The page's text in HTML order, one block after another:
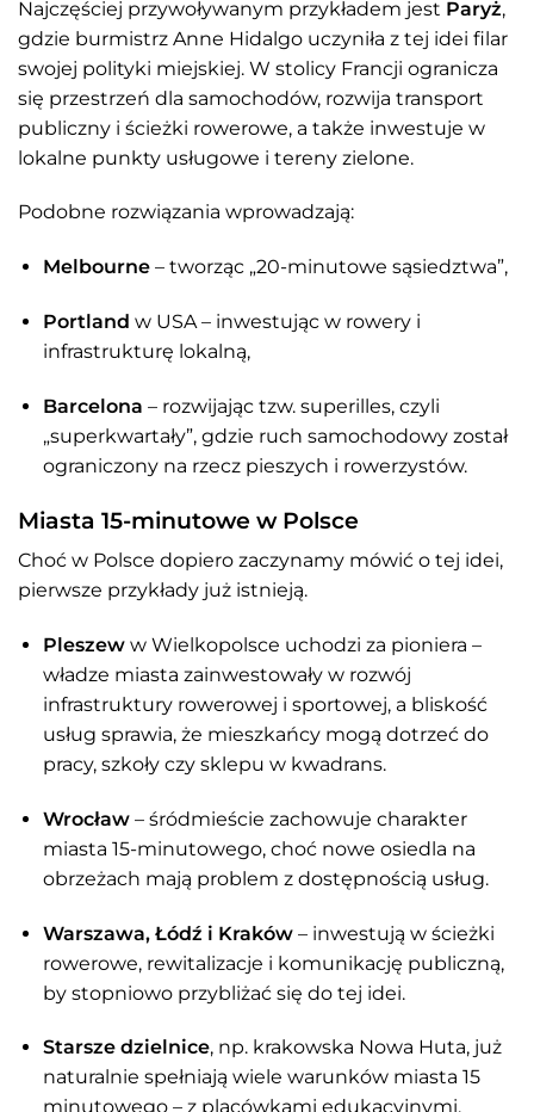
Najczęściej przywoływanym przykładem jest Paryż,
gdzie burmistrz Anne Hidalgo uczyniła z tej idei filar
swojej polityki miejskiej. W stolicy Francji ogranicza
się przestrzeń dla samochodów, rozwija transport
publiczny i ścieżki rowerowe, a także inwestuje w
lokalne punkty usługowe i tereny zielone.
Podobne rozwiązania wprowadzają:
Melbourne– tworząc „20-minutowe sąsiedztwa”,
Portland w USA – inwestując w rowery i
infrastrukturę lokalną,
Barcelona – rozwijając tzw. superilles, czyli
„superkwartały”, gdzie ruch samochodowy został
ograniczony na rzecz pieszych i rowerzystów.
Miasta 15-minutowe w Polsce
Choć w Polsce dopiero zaczynamy mówić o tej idei,
pierwsze przykłady już istnieją.
Pleszeww Wielkopolsce uchodzi za pioniera –
władze miasta zainwestowały w rozwój
infrastruktury rowerowej i sportowej, a bliskość
usług sprawia, że mieszkańcy mogą dotrzeć do
pracy, szkoły czy sklepu w kwadrans.
Wrocław– śródmieście zachowuje charakter
miasta 15-minutowego, choć nowe osiedla na
obrzeżach mają problem z dostępnością usług.
Warszawa, Łódź i Kraków– inwestują w ścieżki
rowerowe, rewitalizacje i komunikację publiczną,
by stopniowo przybliżać się do tej idei.
Starsze dzielnice, np. krakowska Nowa Huta, już
naturalnie spełniają wiele warunków miasta 15
minutowego – z placówkami edukacyjnymi,